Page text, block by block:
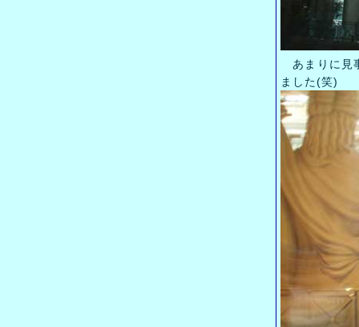
あまりに見
ました(笑)